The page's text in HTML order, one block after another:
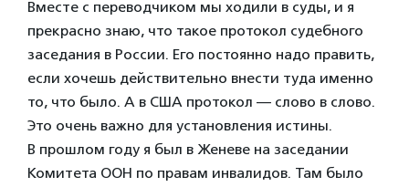
Вместе с переводчиком мы ходили в суды, и я
прекрасно знаю, что такое протокол судебного
заседания в России. Его постоянно надо править,
если хочешь действительно внести туда именно
то, что было. А в США протокол — слово в слово.
Это очень важно для установления истины.
В прошлом году я был в Женеве на заседании
Комитета ООН по правам инвалидов. Там было